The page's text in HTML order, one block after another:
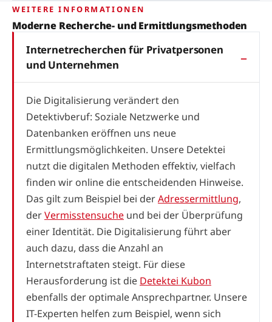
WEITERE INFORMATIONEN
Moderne Recherche- und Ermittlungsmethoden
Internetrecherchen für Privatpersonen
und Unternehmen
Die Digitalisierung verändert den
Detektivberuf: Soziale Netzwerke und
Datenbanken eröffnen uns neue
Ermittlungsmöglichkeiten. Unsere Detektei
nutzt die digitalen Methoden effektiv, vielfach
finden wir online die entscheidenden Hinweise.
Das gilt zum Beispiel bei derAdressermittlung,
derVermisstensuche und bei der Überprüfung
einer Identität. Die Digitalisierung führt aber
auch dazu, dass die Anzahl an
Internetstraftaten steigt. Für diese
Herausforderung ist die Detektei Kubon
ebenfalls der optimale Ansprechpartner. Unsere
IT-Experten helfen zum Beispiel, wenn sich